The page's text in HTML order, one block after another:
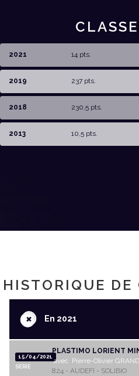
2021 14 pts.
2019 237 pts.
2018 230,5 pts.
2013 10,5 pts.
HISTORIQUE DE
+En 2021
15/04/2021
SERIE
PLASTIMO LORIENT
avec Pierre-Olivier GRAND
824 - AUDEFI - SOLIBIO